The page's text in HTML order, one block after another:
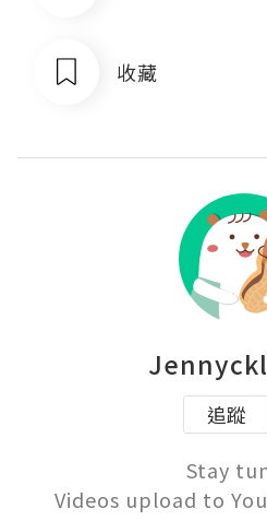
收藏
追蹤
Stay
Videos upload to